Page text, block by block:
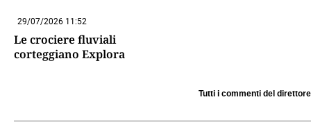
29/07/2026 11:52
Le crociere fluviali
corteggiano Explora
Tutti i commenti del direttore